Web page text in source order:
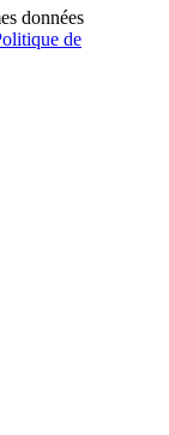
données
de